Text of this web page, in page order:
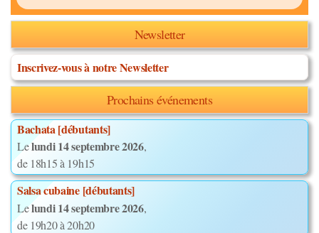
Newsletter
Inscrivez-vous à notre Newsletter
Prochains événements
Bachata [débutants]
Lelundi 14 septembre 2026,
de 18h15 à 19h15
Salsa cubaine [débutants]
Lelundi 14 septembre 2026,
de 19h20 à 20h20